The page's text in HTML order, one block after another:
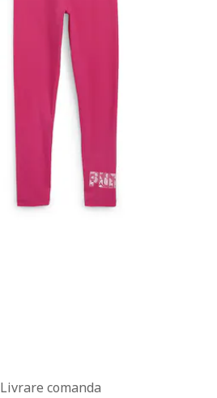
Livrare comanda